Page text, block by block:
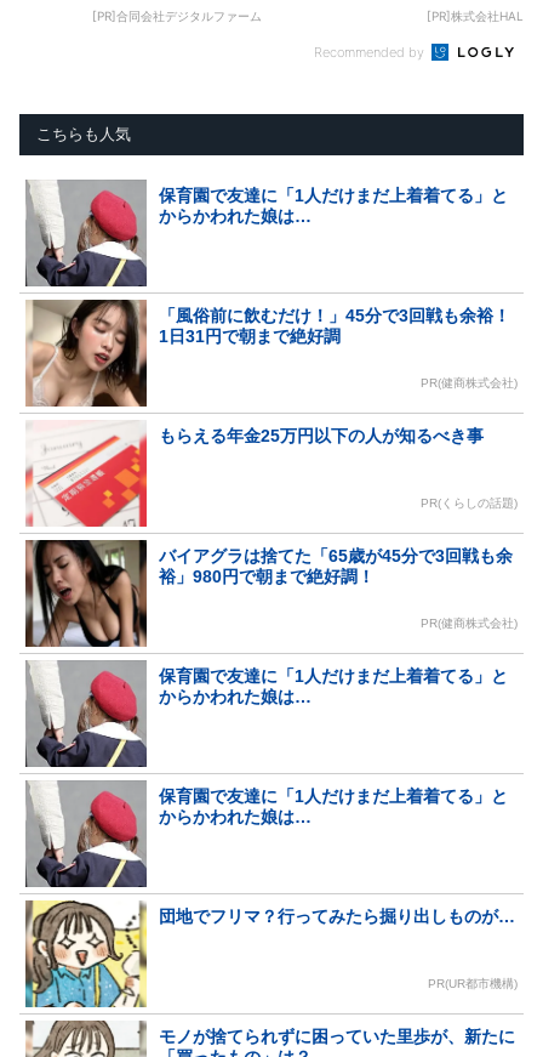
[PR]合同会社デジタルファーム [PR]株式会社HAL
Recommended by
こちらも人気
保育園で友達に「1人だけまだ上着着てる」と
からかわれた娘は…
「風俗前に飲むだけ！」45分で3回戦も余裕！
1日31円で朝まで絶好調
PR(健商株式会社)
もらえる年金25万円以下の人が知るべき事
PR(くらしの話題)
バイアグラは捨てた「65歳が45分で3回戦も余
裕」980円で朝まで絶好調！
PR(健商株式会社)
保育園で友達に「1人だけまだ上着着てる」と
からかわれた娘は…
保育園で友達に「1人だけまだ上着着てる」と
からかわれた娘は…
団地でフリマ？行ってみたら掘り出しものが…
PR(UR都市機構)
モノが捨てられずに困っていた里歩が、新たに